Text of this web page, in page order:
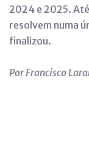
2024 e 2025.
resolvem numa
finalizou.
Por Francisco